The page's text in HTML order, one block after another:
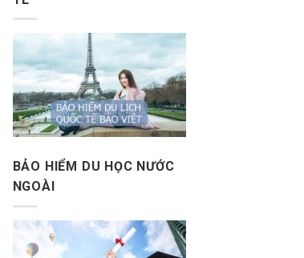
BẢO HIỂM DU HỌC NƯỚC
NGOÀI